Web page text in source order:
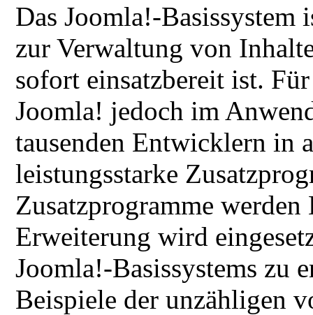
Das Joomla!-Basissystem
zur Verwaltung von
sofort einsatzbereit ist.
Joomla! jedoch im
tausenden Entwicklern in
leistungsstarke
Zusatzprogramme
Erweiterung wird
Joomla!-Basissystems zu
Beispiele der unzähligen